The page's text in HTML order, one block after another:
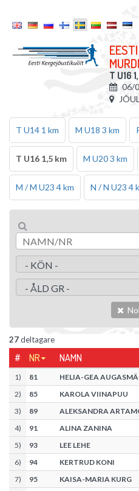
T U16
06/
T U14 1 km M U18 3 km
T U16 1,5 km M U20 3 km
M / M U23 4 km N / N U23 4
27deltagare
# NR NAMN
1) 81
HELIA-GEA
2) 85
KAROLA VIINAPUU
3) 89
ALEKSANDRA
4) 91
ALINA ZANINA
5) 93
LEE LEHE
6) 94
KERTRUD KONI
7) 95
KAISA-MARIA KURG